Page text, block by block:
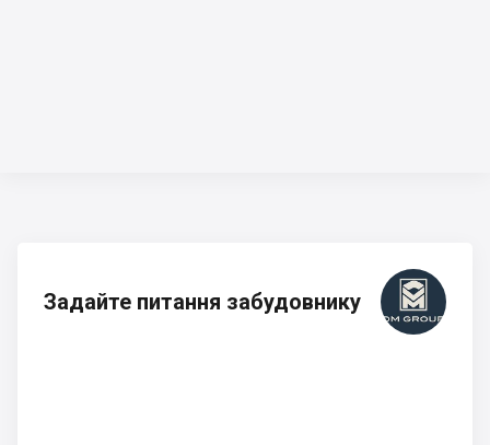
Задайте питання забудовнику